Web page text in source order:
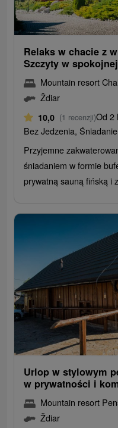
Relaks w chacie z
Szczyty w
Mountain resort
Ždiar
10,0 (1 recenzji)Od 2
Bez Jedzenia,
Przyjemne
śniadaniem w formie
prywatną sauną fińską i
Urlop w stylowym
w prywatności i
Mountain resort
Ždiar